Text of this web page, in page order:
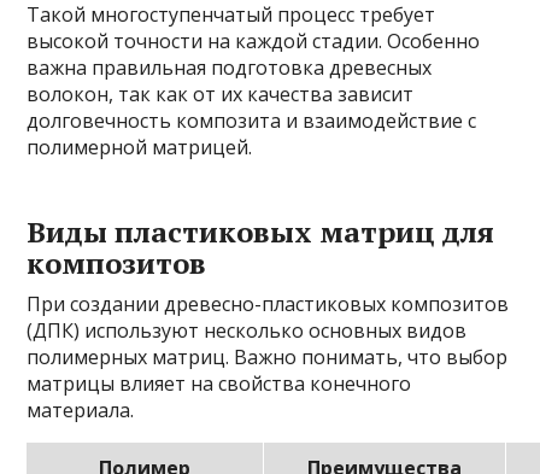
Такой многоступенчатый процесс требует
высокой точности на каждой стадии. Особенно
важна правильная подготовка древесных
волокон, так как от их качества зависит
долговечность композита и взаимодействие с
полимерной матрицей.
Виды пластиковых матриц для
композитов
При создании древесно-пластиковых композитов
(ДПК) используют несколько основных видов
полимерных матриц. Важно понимать, что выбор
матрицы влияет на свойства конечного
материала.
Полимер
Преимущества